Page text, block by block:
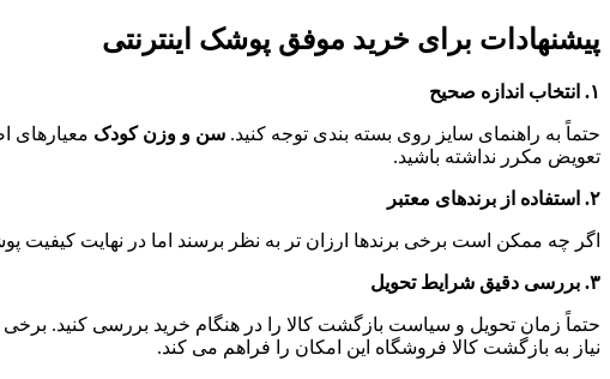
پیشنهادات برای خرید موفق پوشک اینترنتی
۱. انتخاب اندازه صحیح
حتماً به راهنمای سایز روی بسته بندی توجه کنید. سن و وزن کودک معیارهای
تعویض مکرر نداشته باشید.
۲. استفاده از برندهای معتبر
اگر چه ممکن است برخی برندها ارزان تر به نظر برسند اما در نهایت کیفیت
۳. بررسی دقیق شرایط تحویل
حتماً زمان تحویل و سیاست بازگشت کالا را در هنگام خرید بررسی کنید.
نیاز به بازگشت کالا فروشگاه این امکان را فراهم می کند.